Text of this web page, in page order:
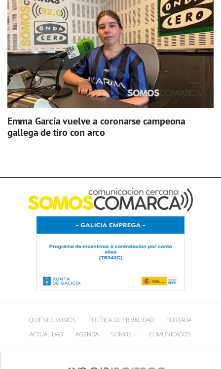
Emma García vuelve a coronarse campeona
gallega de tiro con arco
QUIÉNES SOMOS POLÍTICA DE PRIVACIDAD
PORTADA
ACTUALIDAD
AGENDA SOMOS + COMUNICADOS